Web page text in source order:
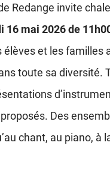
Redange invite
16 mai 2026 de
et les familles
toute sa diversité.
Des
chant, au piano, à